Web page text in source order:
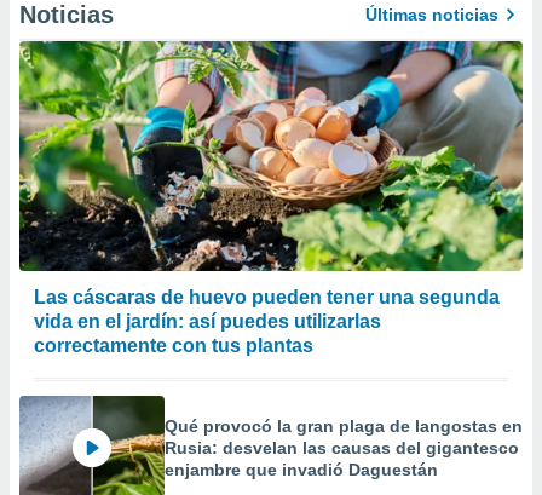
Noticias Últimas noticias
Las cáscaras de huevo pueden tener una segunda
vida en el jardín: así puedes utilizarlas
correctamente con tus plantas
Qué provocó la gran plaga de langostas en
Rusia: desvelan las causas del gigantesco
enjambre que invadió Daguestán